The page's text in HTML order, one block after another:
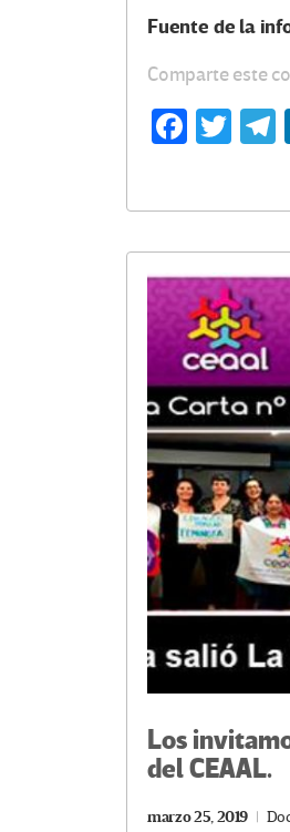
Fuente de la
Comparte este
Fa
o
k
T
Los
del CEAAL.
marzo 25, 2019